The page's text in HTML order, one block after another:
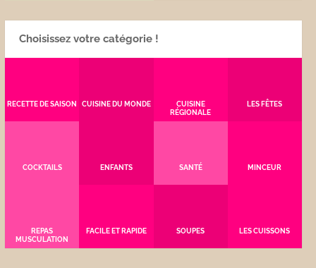
Choisissez votre catégorie !
RECETTE DE SAISON CUISINE DU MONDE
CUISINE
RÉGIONALE
LES FÊTES
COCKTAILS ENFANTS SANTÉ MINCEUR
REPAS
MUSCULATION
FACILE ET RAPIDE SOUPES LES CUISSONS